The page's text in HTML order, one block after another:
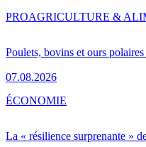
Poulets, bovins et ours
07.08.2026
PROAGRICULTURE &
La « résilience surprenante »
ÉCONOMIE